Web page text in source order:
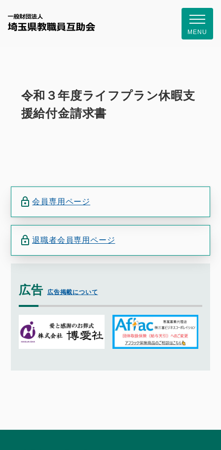
一般財団
MENU
令和３年度ライフプラン休暇支
援給付金請求書
会員専用ページ
退職者会員専用ページ
広告 広告掲載について